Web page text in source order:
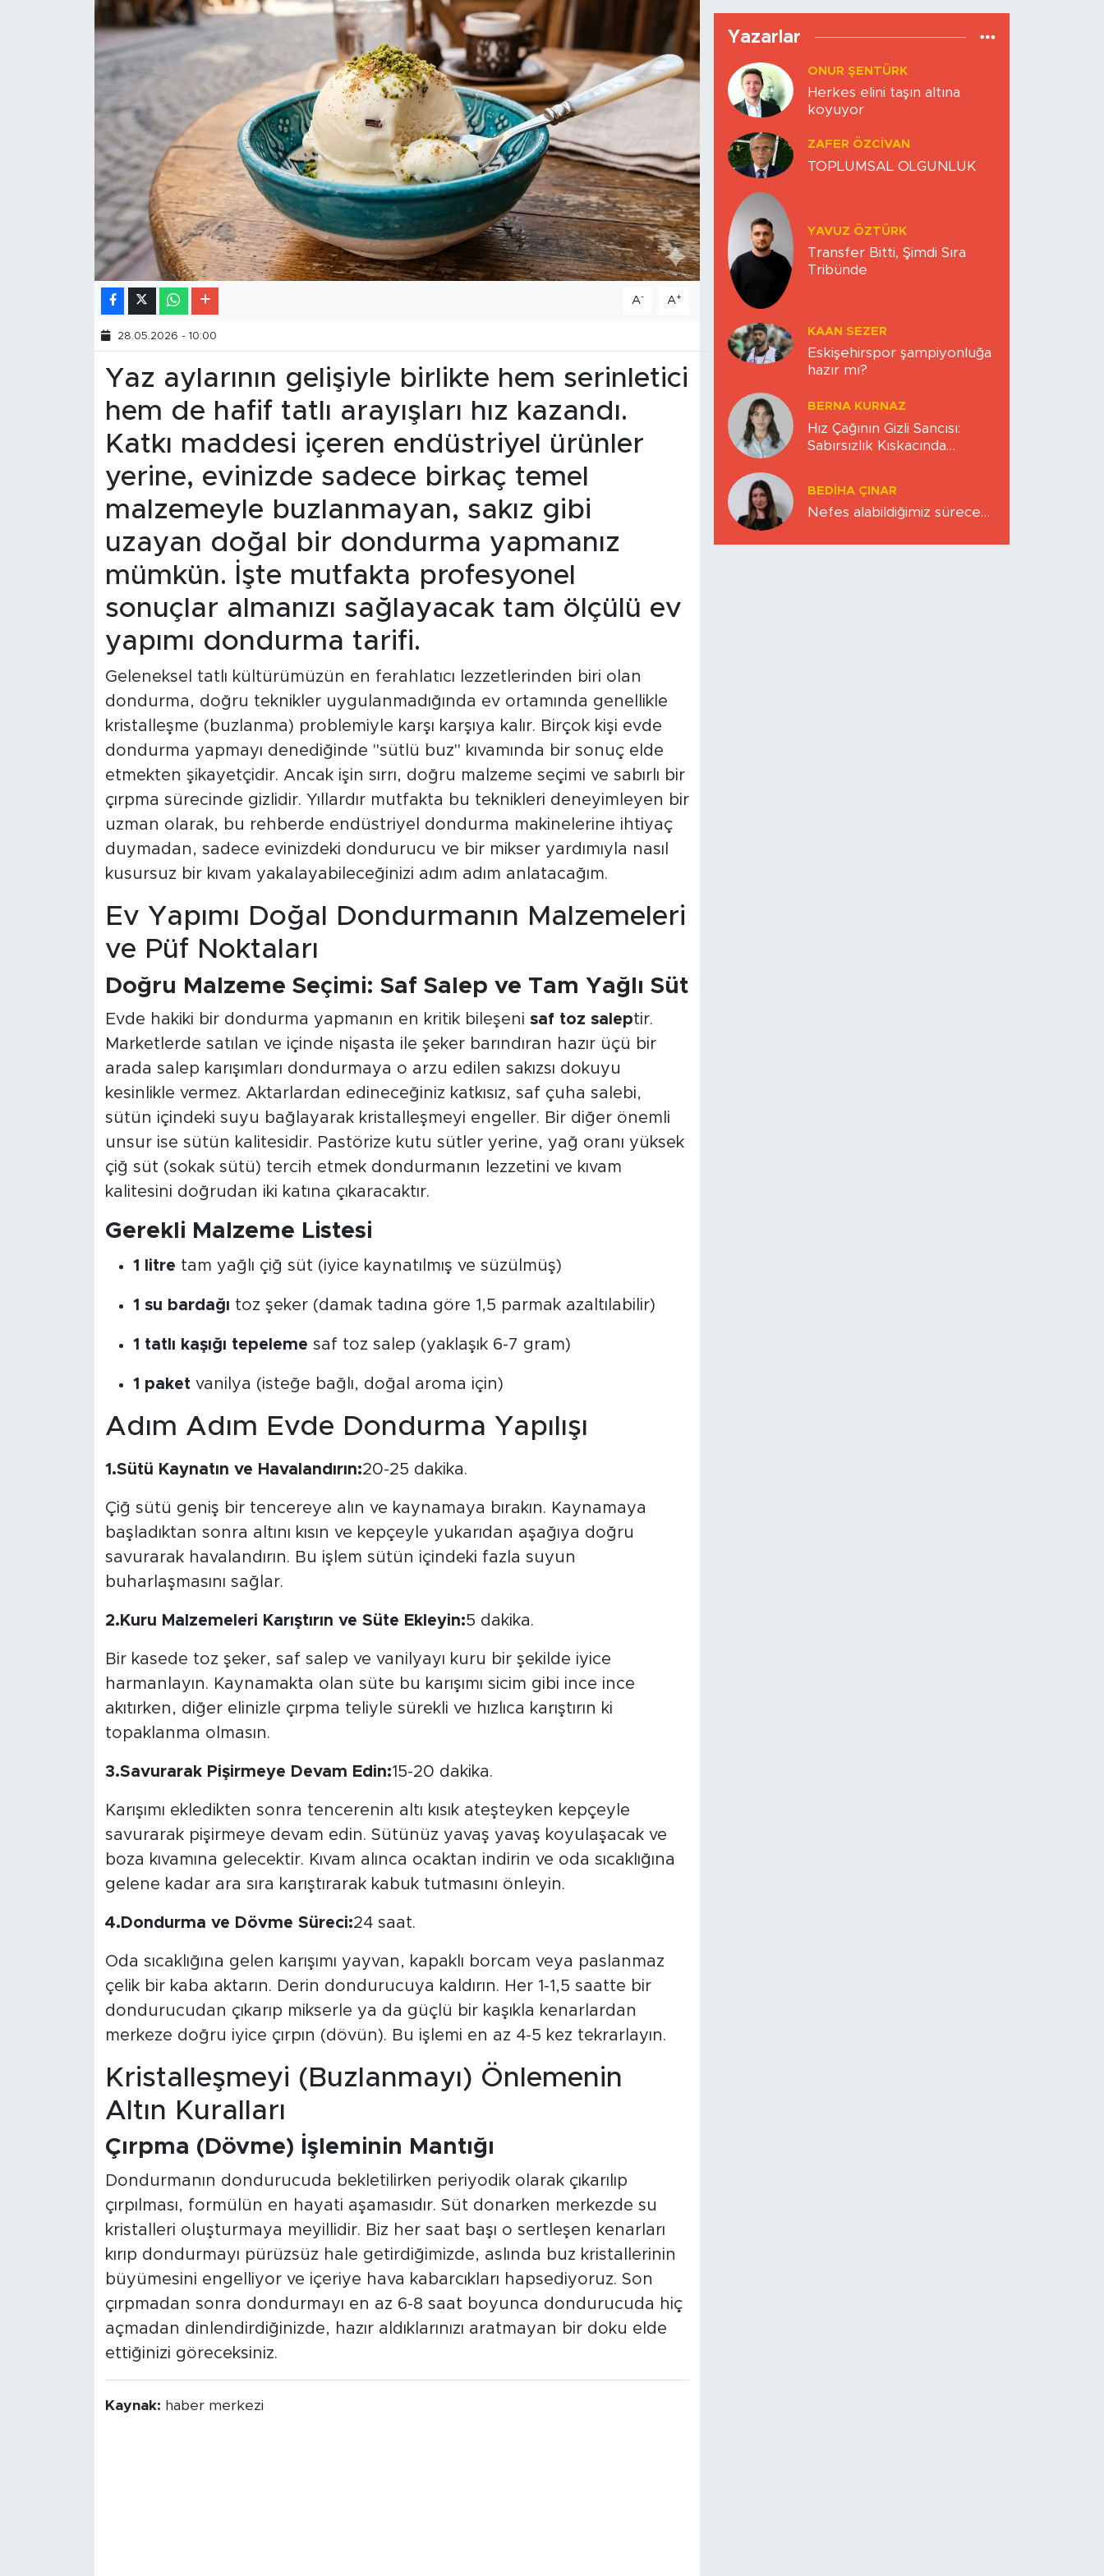
A- A+
28.05.2026 - 10:00
Yaz aylarının gelişiyle birlikte hem serinletici
hem de hafif tatlı arayışları hız kazandı.
Katkı maddesi içeren endüstriyel ürünler
yerine, evinizde sadece birkaç temel
malzemeyle buzlanmayan, sakız gibi
uzayan doğal bir dondurma yapmanız
mümkün. İşte mutfakta profesyonel
sonuçlar almanızı sağlayacak tam ölçülü ev
yapımı dondurma tarifi.
Geleneksel tatlı kültürümüzün en ferahlatıcı lezzetlerinden biri olan
dondurma, doğru teknikler uygulanmadığında ev ortamında genellikle
kristalleşme (buzlanma) problemiyle karşı karşıya kalır. Birçok kişi evde
dondurma yapmayı denediğinde "sütlü buz" kıvamında bir sonuç elde
etmekten şikayetçidir. Ancak işin sırrı, doğru malzeme seçimi ve sabırlı bir
çırpma sürecinde gizlidir. Yıllardır mutfakta bu teknikleri deneyimleyen bir
uzman olarak, bu rehberde endüstriyel dondurma makinelerine ihtiyaç
duymadan, sadece evinizdeki dondurucu ve bir mikser yardımıyla nasıl
kusursuz bir kıvam yakalayabileceğinizi adım adım anlatacağım.
Ev Yapımı Doğal Dondurmanın Malzemeleri
ve Püf Noktaları
Doğru Malzeme Seçimi: Saf Salep ve Tam Yağlı Süt
Evde hakiki bir dondurma yapmanın en kritik bileşeni saf toz saleptir.
Marketlerde satılan ve içinde nişasta ile şeker barındıran hazır üçü bir
arada salep karışımları dondurmaya o arzu edilen sakızsı dokuyu
kesinlikle vermez. Aktarlardan edineceğiniz katkısız, saf çuha salebi,
sütün içindeki suyu bağlayarak kristalleşmeyi engeller. Bir diğer önemli
unsur ise sütün kalitesidir. Pastörize kutu sütler yerine, yağ oranı yüksek
çiğ süt (sokak sütü) tercih etmek dondurmanın lezzetini ve kıvam
kalitesini doğrudan iki katına çıkaracaktır.
Gerekli Malzeme Listesi
1 litre tam yağlı çiğ süt (iyice kaynatılmış ve süzülmüş)
1 su bardağı toz şeker (damak tadına göre 1,5 parmak azaltılabilir)
1 tatlı kaşığı tepeleme saf toz salep (yaklaşık 6-7 gram)
1 paketvanilya (isteğe bağlı, doğal aroma için)
Adım Adım Evde Dondurma Yapılışı
1.Sütü Kaynatın ve Havalandırın:20-25 dakika.
Çiğ sütü geniş bir tencereye alın ve kaynamaya bırakın. Kaynamaya
başladıktan sonra altını kısın ve kepçeyle yukarıdan aşağıya doğru
savurarak havalandırın. Bu işlem sütün içindeki fazla suyun
buharlaşmasını sağlar.
2.Kuru Malzemeleri Karıştırın ve Süte Ekleyin:5 dakika.
Bir kasede toz şeker, saf salep ve vanilyayı kuru bir şekilde iyice
harmanlayın. Kaynamakta olan süte bu karışımı sicim gibi ince ince
akıtırken, diğer elinizle çırpma teliyle sürekli ve hızlıca karıştırın ki
topaklanma olmasın.
3.Savurarak Pişirmeye Devam Edin:15-20 dakika.
Karışımı ekledikten sonra tencerenin altı kısık ateşteyken kepçeyle
savurarak pişirmeye devam edin. Sütünüz yavaş yavaş koyulaşacak ve
boza kıvamına gelecektir. Kıvam alınca ocaktan indirin ve oda sıcaklığına
gelene kadar ara sıra karıştırarak kabuk tutmasını önleyin.
4.Dondurma ve Dövme Süreci:24 saat.
Oda sıcaklığına gelen karışımı yayvan, kapaklı borcam veya paslanmaz
çelik bir kaba aktarın. Derin dondurucuya kaldırın. Her 1-1,5 saatte bir
dondurucudan çıkarıp mikserle ya da güçlü bir kaşıkla kenarlardan
merkeze doğru iyice çırpın (dövün). Bu işlemi en az 4-5 kez tekrarlayın.
Kristalleşmeyi (Buzlanmayı) Önlemenin
Altın Kuralları
Çırpma (Dövme) İşleminin Mantığı
Dondurmanın dondurucuda bekletilirken periyodik olarak çıkarılıp
çırpılması, formülün en hayati aşamasıdır. Süt donarken merkezde su
kristalleri oluşturmaya meyillidir. Biz her saat başı o sertleşen kenarları
kırıp dondurmayı pürüzsüz hale getirdiğimizde, aslında buz kristallerinin
büyümesini engelliyor ve içeriye hava kabarcıkları hapsediyoruz. Son
çırpmadan sonra dondurmayı en az 6-8 saat boyunca dondurucuda hiç
açmadan dinlendirdiğinizde, hazır aldıklarınızı aratmayan bir doku elde
ettiğinizi göreceksiniz.
Kaynak: haber merkezi
Yazarlar
ONUR ŞENTÜRK
Herkes elini taşın altına
koyuyor
ZAFER ÖZCIVAN
TOPLUMSAL OLGUNLUK
YAVUZ ÖZTÜRK
Transfer Bitti, Şimdi Sıra
Tribünde
KAAN SEZER
Eskişehirspor şampiyonluğa
hazır mı?
BERNA KURNAZ
Hız Çağının Gizli Sancısı:
Sabırsızlık Kıskacında
BEDIHA ÇINAR
Nefes alabildiğimiz sürece…